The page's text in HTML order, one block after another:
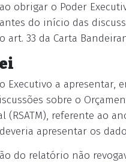
obrigar o Poder
do início das
33 da Carta
Executivo a apresentar,
sobre o
(RSATM), referente ao
apresentar os
do relatório não